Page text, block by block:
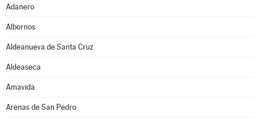
Adanero
Albornos
Aldeanueva de Santa Cruz
Aldeaseca
Amavida
Arenas de San Pedro